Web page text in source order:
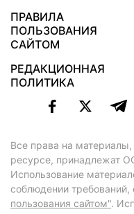
ПРАВИЛА
ПОЛЬЗОВАНИЯ
САЙТОМ
РЕДАКЦИОННАЯ
ПОЛИТИКА
Все права на
ресурсе, принадлежат
Использование
соблюдении требований,
пользования сайтом".